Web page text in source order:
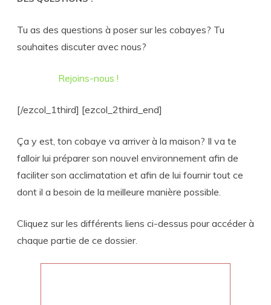
Tu as des questions à poser sur les cobayes? Tu
souhaites discuter avec nous?
Rejoins-nous !
[/ezcol_1third] [ezcol_2third_end]
Ça y est, ton cobaye va arriver à la maison? Il va te
falloir lui préparer son nouvel environnement afin de
faciliter son acclimatation et afin de lui fournir tout ce
dont il a besoin de la meilleure manière possible.
Cliquez sur les différents liens ci-dessus pour accéder à
chaque partie de ce dossier.